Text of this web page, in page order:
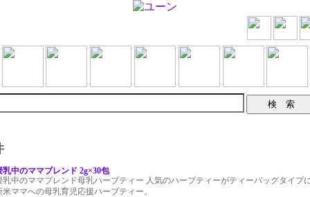
乳中のママブレンド 2g×30包
乳中のママブレンド母乳ハーブティー 人気のハーブティーがティーバッグタイプ
米ママへの母乳育児応援ハーブティー。